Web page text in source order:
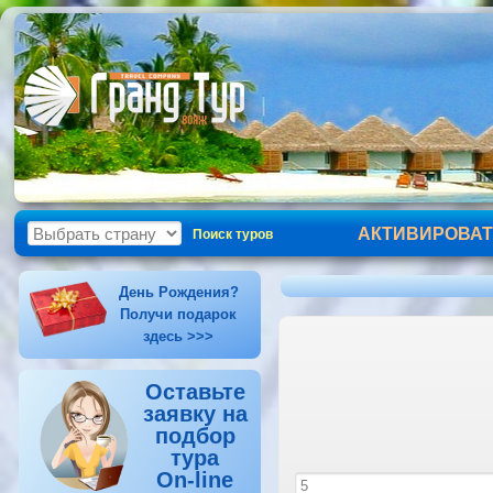
Поиск туров
День Рождения?
Получи подарок
здесь >>>
Оставьте
заявку на
подбор
тура
On-line